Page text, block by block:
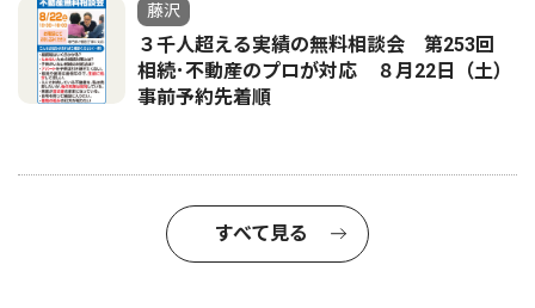
藤沢
３千人超える実績の無料相談会 第253回
相続･不動産のプロが対応 ８月22日（土）
事前予約先着順
すべて見る